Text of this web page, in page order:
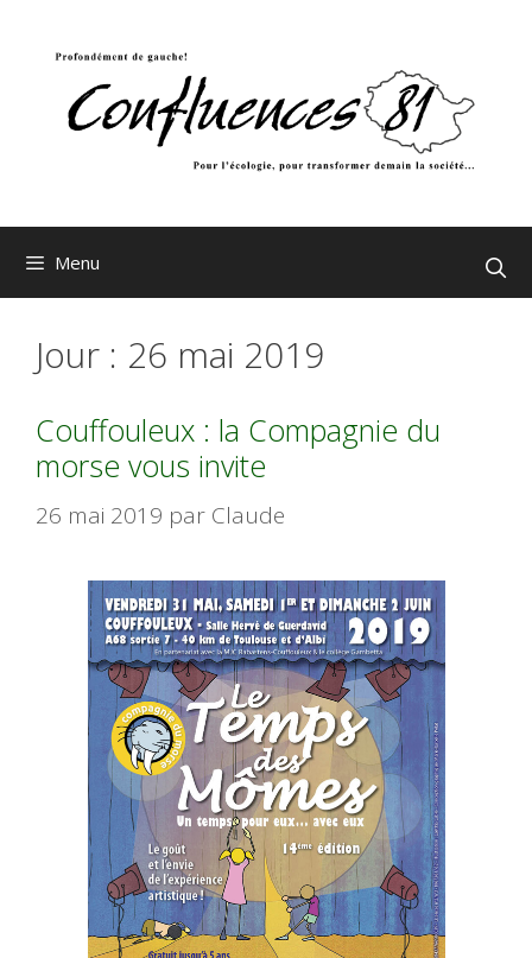
Menu
Jour : 26 mai 2019
Couffouleux : la Compagnie du
morse vous invite
26 mai 2019 par Claude